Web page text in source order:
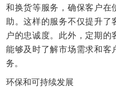
和换货等服务，确保客户在
助。这样的服务不仅提升了
户的忠诚度。此外，定期
能够及时了解市场需求和客
务。
环保和可持续发展